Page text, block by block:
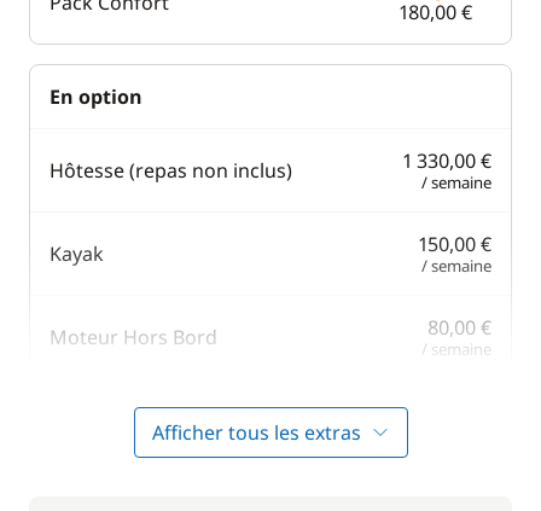
180,00 €
En option
Hôtesse (repas non inclus) 1 330,00 €
/ semaine
Kayak 150,00 €
/ semaine
Moteur Hors Bord 80,00 €
/ semaine
Afficher tous les extras